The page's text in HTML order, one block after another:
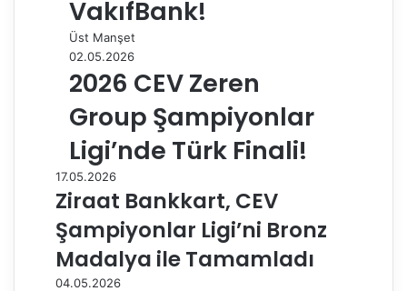
VakıfBank!
Üst Manşet
02.05.2026
2026 CEV Zeren
Group Şampiyonlar
Ligi’nde Türk Finali!
17.05.2026
Ziraat Bankkart, CEV
Şampiyonlar Ligi’ni Bronz
Madalya ile Tamamladı
04.05.2026